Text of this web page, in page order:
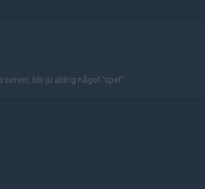
blir ju aldrig något "spel"